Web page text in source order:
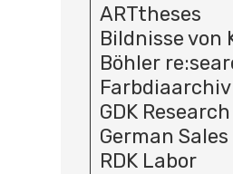
ARTtheses
Bildnisse von
Böhler
Farbdiaarchiv
GDK Research
German Sales
RDK Labor